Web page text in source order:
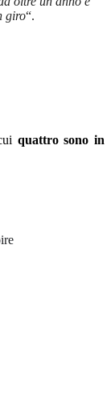
giro“.
quattro sono in